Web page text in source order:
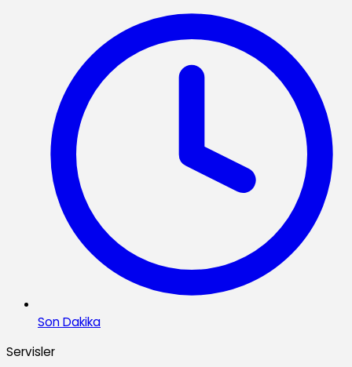
Son Dakika
Servisler